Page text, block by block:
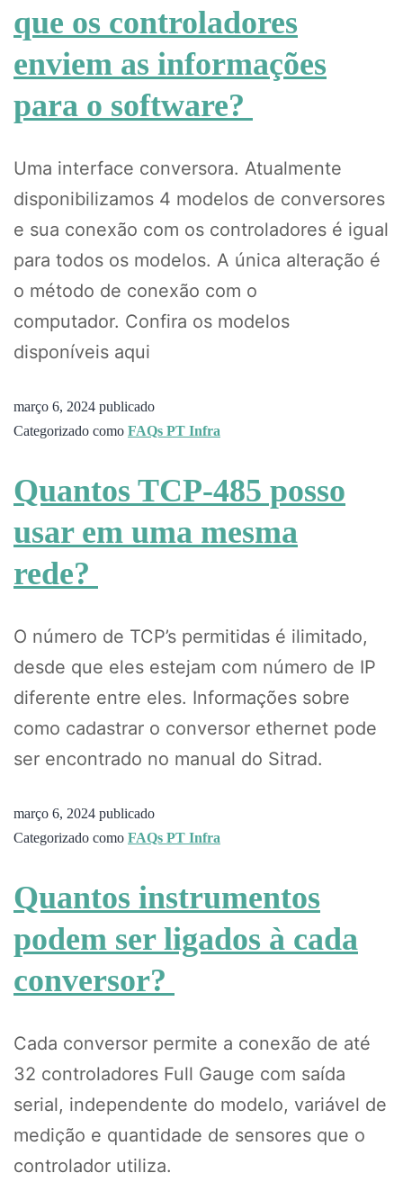
que os controladores
enviem as informações
para o software?
Uma interface conversora. Atualmente
disponibilizamos 4 modelos de conversores
e sua conexão com os controladores é igual
para todos os modelos. A única alteração é
o método de conexão com o
computador. Confira os modelos
disponíveis aqui
março 6, 2024 publicado
Categorizado como FAQs PT Infra
Quantos TCP-485 posso
usar em uma mesma
rede?
O número de TCP’s permitidas é ilimitado,
desde que eles estejam com número de IP
diferente entre eles. Informações sobre
como cadastrar o conversor ethernet pode
ser encontrado no manual do Sitrad.
março 6, 2024 publicado
Categorizado como FAQs PT Infra
Quantos instrumentos
podem ser ligados à cada
conversor?
Cada conversor permite a conexão de até
32 controladores Full Gauge com saída
serial, independente do modelo, variável de
medição e quantidade de sensores que o
controlador utiliza.